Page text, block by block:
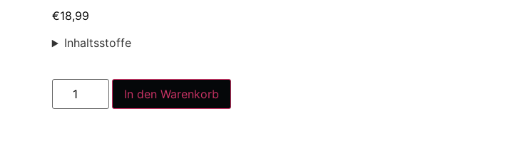
€18,99
Inhaltsstoffe
In den Warenkorb